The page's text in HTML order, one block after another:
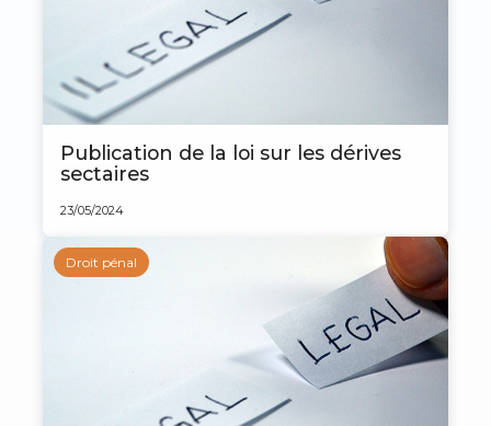
Publication de la loi sur les dérives
sectaires
23/05/2024
Droit pénal